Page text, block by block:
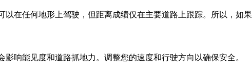
在任何地形上驾驶，但距离成绩仅在主要道路上跟踪。所以，如
响能见度和道路抓地力。调整您的速度和行驶方向以确保安全。